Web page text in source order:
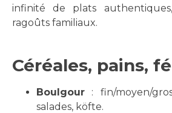
infinité de plats
ragoûts familiaux.
Céréales, pains,
Boulgour : fin/moyen/
salades, köfte.